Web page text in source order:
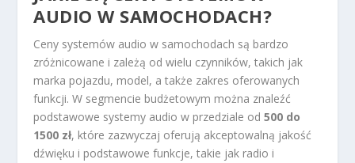
AUDIO W SAMOCHODACH?
Ceny systemów audio w samochodach są bardzo
zróżnicowane i zależą od wielu czynników, takich jak
marka pojazdu, model, a także zakres oferowanych
funkcji. W segmencie budżetowym można znaleźć
podstawowe systemy audio w przedziale od500 do
1500 zł, które zazwyczaj oferują akceptowalną jakość
dźwięku i podstawowe funkcje, takie jak radio i